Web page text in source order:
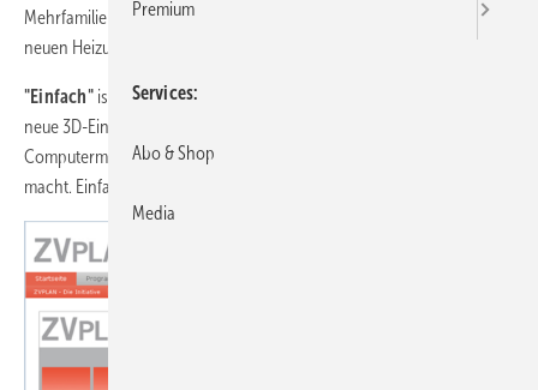
Mehrfamilienhäusern bzw. die optimale Planung und Erstellung einer
neuen Heizungsanlage.
"Einfach"ist dabei besonders wichtig. Das Programm setzt auf eine
neue 3D-Eingabeart auf, die es unter Nutzung der modernen
Computermöglichkeiten erlaubt, ganz einfach zu sehen, was man
macht. Einfach und schnell.
Premium
Services
Abo & Shop
Media